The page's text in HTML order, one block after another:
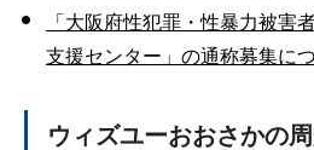
「大阪府性犯罪・性暴力被害
支援センター」の通称募集に
ウィズユーおおさかの